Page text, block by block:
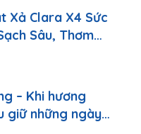
Xả Clara X4 Sức
Sâu, Thơm
– Khi hương
giữ những ngày